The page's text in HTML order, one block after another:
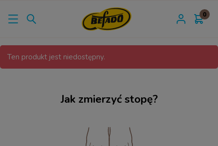
Ten produkt jest niedostępny.
Jak zmierzyć stopę?